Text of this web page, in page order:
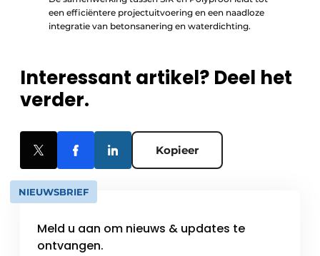
een efficiëntere projectuitvoering en een naadloze
integratie van betonsanering en waterdichting.
Interessant artikel? Deel het
verder.
Kopieer
NIEUWSBRIEF
Meld u aan om nieuws & updates te
ontvangen.